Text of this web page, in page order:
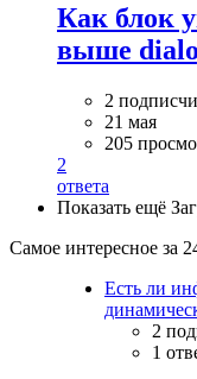
Как блок
выше
2
21 мая
205
2
ответа
Показать ещё
Самое интересное за
Есть ли
2
1